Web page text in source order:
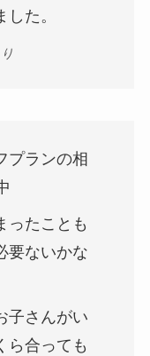
た。
プランの相
ったことも
要ないかな
子さんがい
ら合っても